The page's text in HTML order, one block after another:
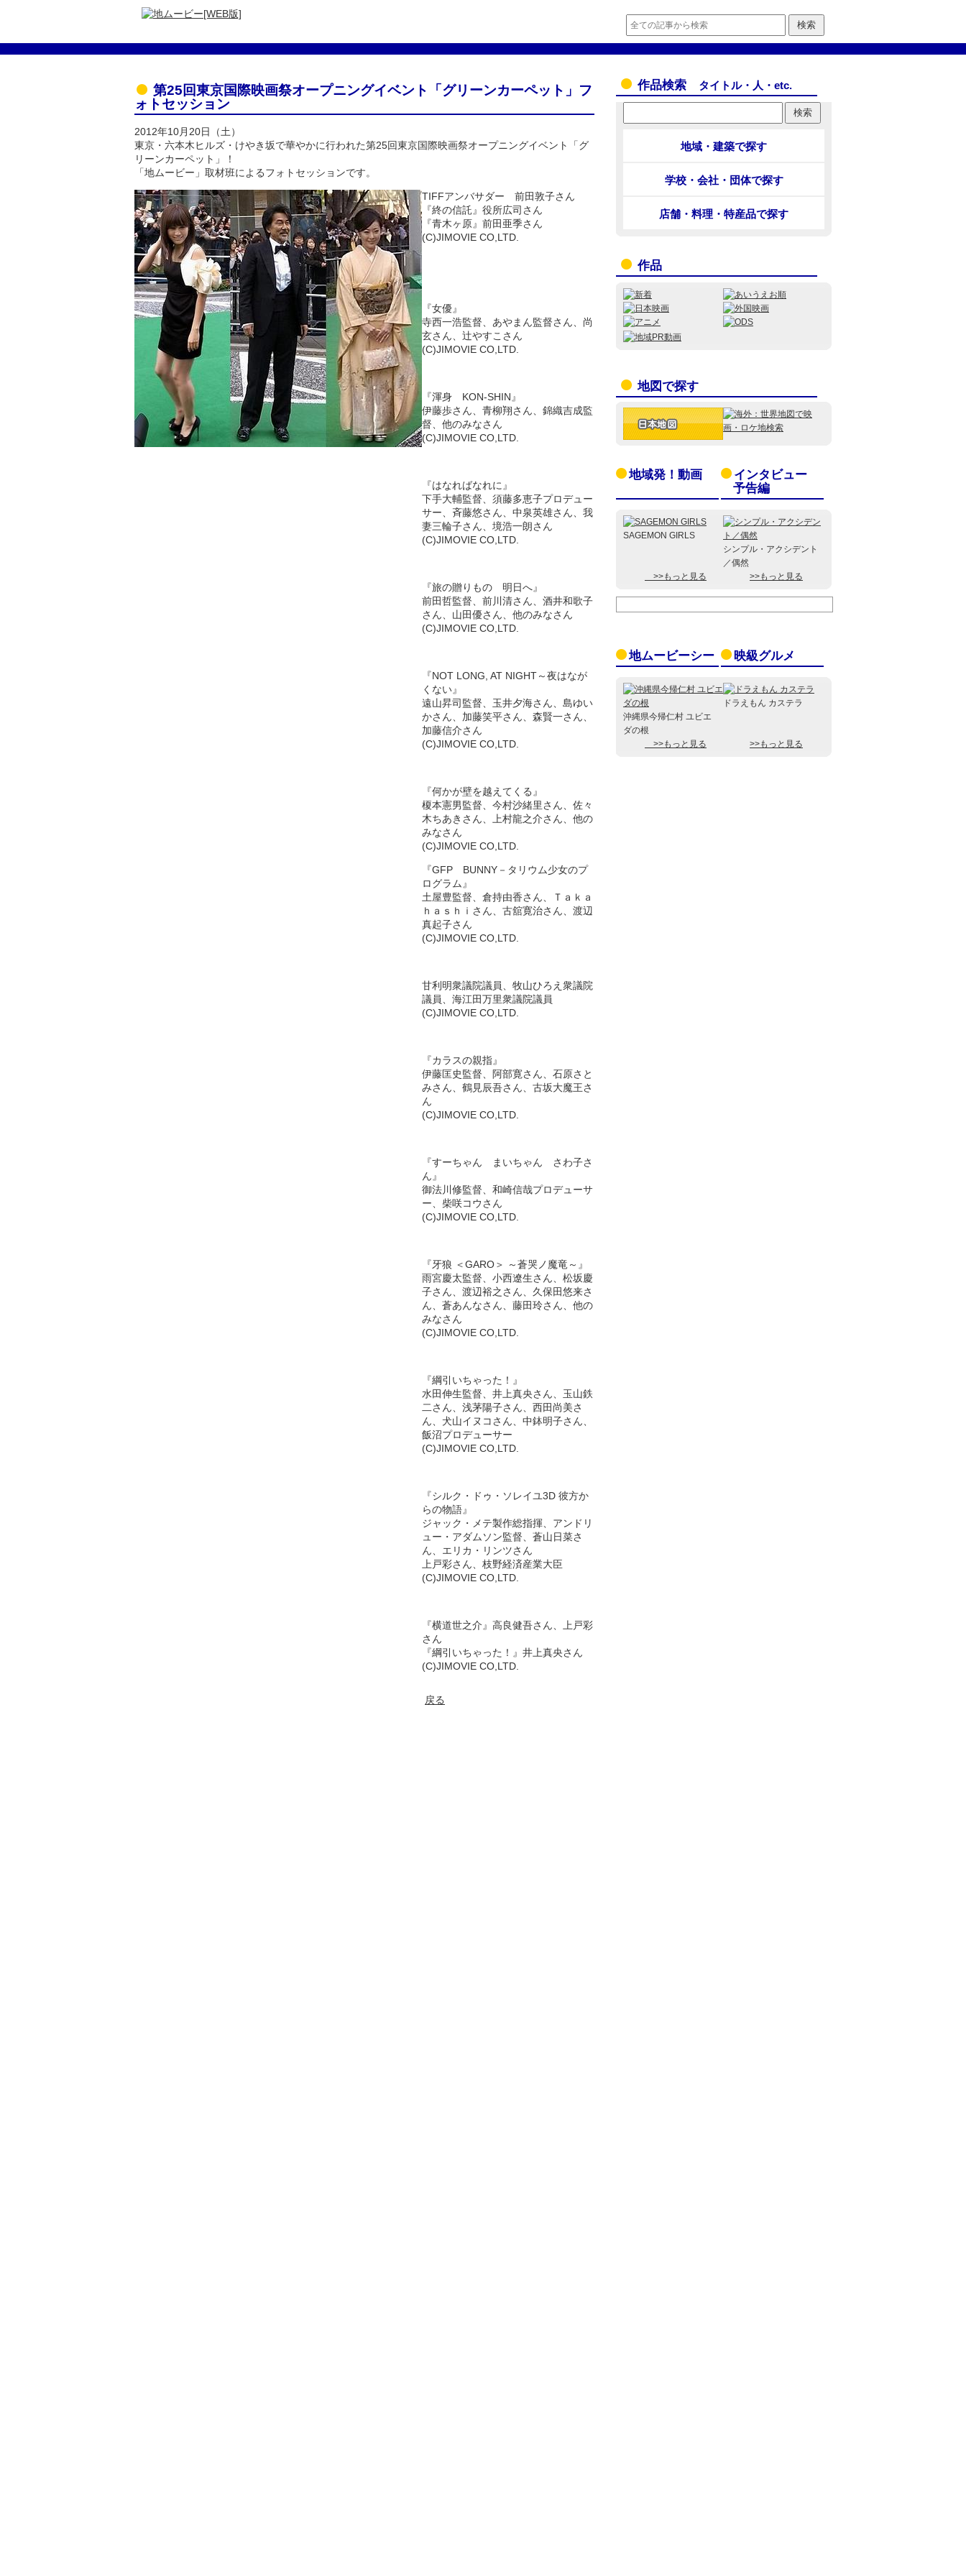
第25回東京国際映画祭オープニングイベント「グリーンカーペット」フ
ォトセッション
2012年10月20日（土）
東京・六本木ヒルズ・けやき坂で華やかに行われた第25回東京国際映画祭オープニングイベント「グ
リーンカーペット」！
「地ムービー」取材班によるフォトセッションです。
TIFFアンバサダー 前田敦子さん
『終の信託』役所広司さん
『青木ヶ原』前田亜季さん
(C)JIMOVIE CO,LTD.
『女優』
寺西一浩監督、あやまん監督さん、尚
玄さん、辻やすこさん
(C)JIMOVIE CO,LTD.
『渾身 KON-SHIN』
伊藤歩さん、青柳翔さん、錦織吉成監
督、他のみなさん
(C)JIMOVIE CO,LTD.
『はなればなれに』
下手大輔監督、須藤多恵子プロデュー
サー、斉藤悠さん、中泉英雄さん、我
妻三輪子さん、境浩一朗さん
(C)JIMOVIE CO,LTD.
『旅の贈りもの 明日へ』
前田哲監督、前川清さん、酒井和歌子
さん、山田優さん、他のみなさん
(C)JIMOVIE CO,LTD.
『NOT LONG, AT NIGHT～夜はなが
くない』
遠山昇司監督、玉井夕海さん、島ゆい
かさん、加藤笑平さん、森賢一さん、
加藤信介さん
(C)JIMOVIE CO,LTD.
『何かが壁を越えてくる』
榎本憲男監督、今村沙緒里さん、佐々
木ちあきさん、上村龍之介さん、他の
みなさん
(C)JIMOVIE CO,LTD.
『GFP BUNNY－タリウム少女のプ
ログラム』
土屋豊監督、倉持由香さん、Ｔａｋａ
ｈａｓｈｉさん、古舘寛治さん、渡辺
真起子さん
(C)JIMOVIE CO,LTD.
甘利明衆議院議員、牧山ひろえ衆議院
議員、海江田万里衆議院議員
(C)JIMOVIE CO,LTD.
『カラスの親指』
伊藤匡史監督、阿部寛さん、石原さと
みさん、鶴見辰吾さん、古坂大魔王さ
ん
(C)JIMOVIE CO,LTD.
『すーちゃん まいちゃん さわ子さ
ん』
御法川修監督、和崎信哉プロデューサ
ー、柴咲コウさん
(C)JIMOVIE CO,LTD.
『牙狼 ＜GARO＞ ～蒼哭ノ魔竜～』
雨宮慶太監督、小西遼生さん、松坂慶
子さん、渡辺裕之さん、久保田悠来さ
ん、蒼あんなさん、藤田玲さん、他の
みなさん
(C)JIMOVIE CO,LTD.
『綱引いちゃった！』
水田伸生監督、井上真央さん、玉山鉄
二さん、浅茅陽子さん、西田尚美さ
ん、犬山イヌコさん、中鉢明子さん、
飯沼プロデューサー
(C)JIMOVIE CO,LTD.
『シルク・ドゥ・ソレイユ3D 彼方か
らの物語』
ジャック・メテ製作総指揮、アンドリ
ュー・アダムソン監督、蒼山日菜さ
ん、エリカ・リンツさん
上戸彩さん、枝野経済産業大臣
(C)JIMOVIE CO,LTD.
『横道世之介』高良健吾さん、上戸彩
さん
『綱引いちゃった！』井上真央さん
(C)JIMOVIE CO,LTD.
戻る
作品検索 タイトル・人・etc.
地域・建築で探す
学校・会社・団体で探す
店舗・料理・特産品で探す
作品
地図で探す
地域発！動画
インタビュー
予告編
SAGEMON GIRLS
シンプル・アクシデント
／偶然
>>もっと見る
>>もっと見る
地ムービーシー 映級グルメ
沖縄県今帰仁村 ユビエ
ダの根
ドラえもん カステラ
>>もっと見る >>もっと見る